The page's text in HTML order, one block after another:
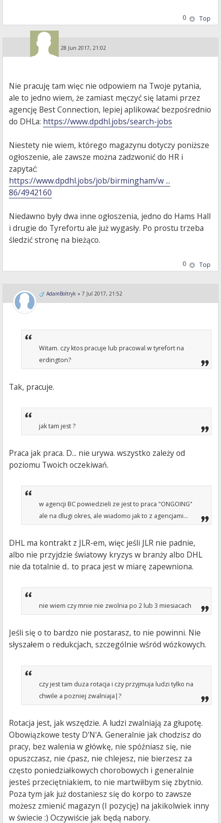
Top
0
Guest 28 Jun 2017, 21:02
Nie pracuję tam więc nie odpowiem na Twoje pytania,
ale to jedno wiem, że zamiast męczyć się latami przez
agencję Best Connection, lepiej aplikować bezpośrednio
do DHLa: https://www.dpdhl.jobs/search-jobs
Niestety nie wiem, którego magazynu dotyczy poniższe
ogłoszenie, ale zawsze można zadzwonić do HR i
zapytać:
https://www.dpdhl.jobs/job/birmingham/w ...
86/4942160
Niedawno były dwa inne ogłoszenia, jedno do Hams Hall
i drugie do Tyrefortu ale już wygasły. Po prostu trzeba
śledzić stronę na bieżąco.
Top
0
AdamBoltryk » 7 Jul 2017, 21:52
Witam. czy ktos pracuje lub pracowal w tyrefort na
erdington?
Tak, pracuje.
jak tam jest ?
Praca jak praca. D... nie urywa. wszystko zależy od
poziomu Twoich oczekiwań.
w agencji BC powiedzieli ze jest to praca "ONGOING"
ale na dlugi okres, ale wiadomo jak to z agencjami...
DHL ma kontrakt z JLR-em, więc jeśli JLR nie padnie,
albo nie przyjdzie światowy kryzys w branży albo DHL
nie da totalnie d.. to praca jest w miarę zapewniona.
nie wiem czy mnie nie zwolnia po 2 lub 3 miesiacach
Jeśli się o to bardzo nie postarasz, to nie powinni. Nie
słyszałem o redukcjach, szczególnie wśród wózkowych.
czy jest tam duza rotacja i czy przyjmuja ludzi tylko na
chwile a pozniej zwalniaja|?
Rotacja jest, jak wszędzie. A ludzi zwalniają za głupotę.
Obowiązkowe testy D'N'A. Generalnie jak chodzisz do
pracy, bez walenia w główkę, nie spóźniasz się, nie
opuszczasz, nie ćpasz, nie chlejesz, nie bierzesz za
często poniedziałkowych chorobowych i generalnie
jesteś przeciętniakiem, to nie martwiłbym się zbytnio.
Poza tym jak już dostaniesz się do korpo to zawsze
możesz zmienić magazyn (I pozycję) na jakikolwiek inny
w świecie :) Oczywiście jak będą nabory.